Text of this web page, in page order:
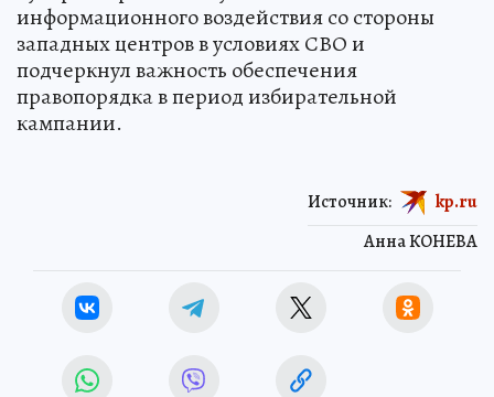
информационного воздействия со стороны
западных центров в условиях СВО и
подчеркнул важность обеспечения
правопорядка в период избирательной
кампании.
Анна КОНЕВА
Источник: kp.ru